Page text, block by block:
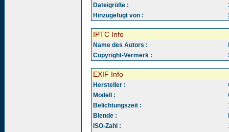
Dateigröße :
Hinzugefügt von :
IPTC Info
Name des Autors :
Copyright-Vermerk :
EXIF Info
Hersteller :
Modell :
Belichtungszeit :
Blende :
ISO-Zahl :